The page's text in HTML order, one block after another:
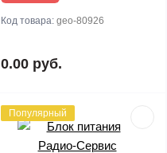
Код товара: geo-80926
0.00 руб.
Популярный